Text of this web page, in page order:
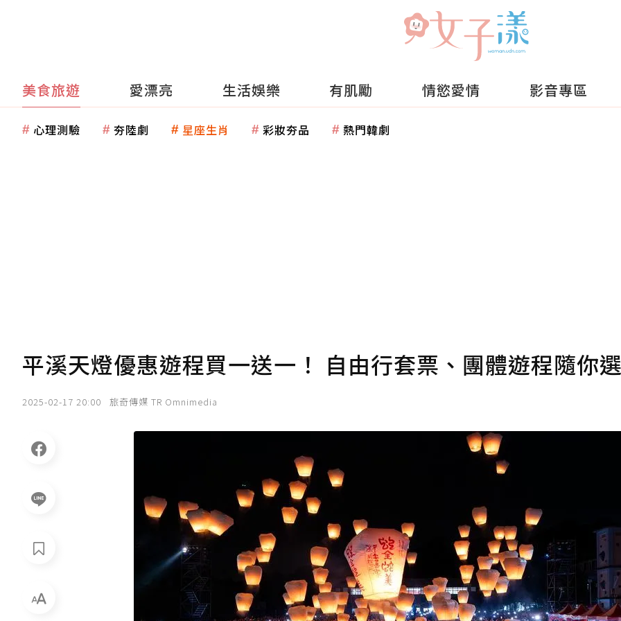
美食旅遊 愛漂亮 生活娛樂 有肌勵 情慾愛情 影音專區
心理測驗 夯陸劇 星座生肖 彩妝夯品 熱門韓劇
平溪天燈優惠遊程買一送一！ 自由行套票、團體遊程隨你
2025-02-17 20:00 旅奇傳媒 TR Omnimedia